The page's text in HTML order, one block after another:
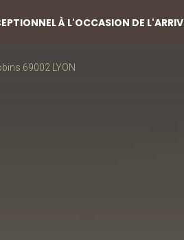
69002 LYON
À L'OCCASION DE